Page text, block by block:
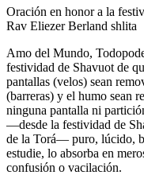
Oración en honor a la
Rav Eliezer Berland shlita
Amo del Mundo,
festividad de Shavuot de
pantallas (velos) sean
(barreras) y el humo sean
ninguna pantalla ni
—desde la festividad de
de la Torá— puro, lúcido,
estudie, lo absorba en
confusión o vacilación.